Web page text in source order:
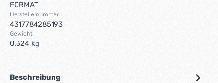
FORMAT
Herstellernummer:
4317784285193
Gewicht:
0.324 kg
Beschreibung